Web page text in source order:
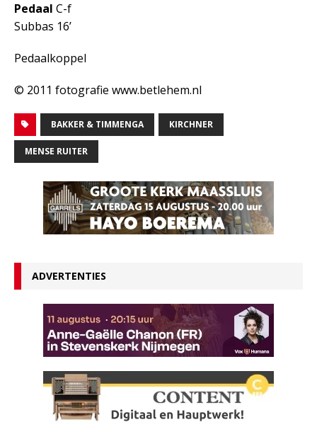
Pedaal C-f
Subbas 16’
Pedaalkoppel
© 2011 fotografie www.betlehem.nl
BAKKER & TIMMENGA KIRCHNER
MENSE RUITER
ADVERTENTIES